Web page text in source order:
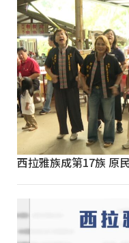
西拉雅族成第17族 原